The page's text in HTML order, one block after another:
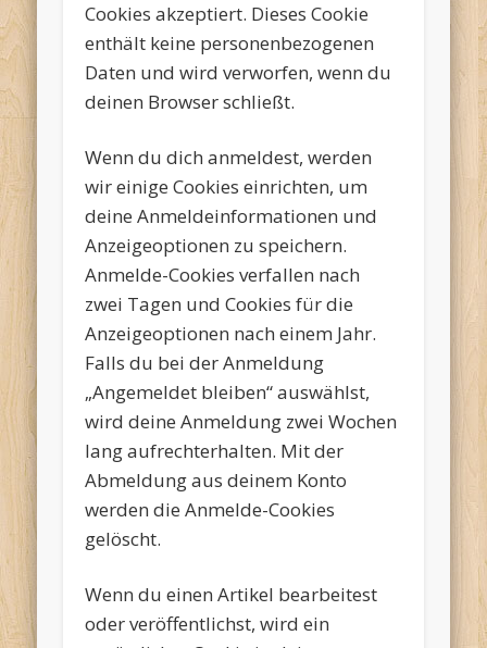
Cookies akzeptiert. Dieses Cookie
enthält keine personenbezogenen
Daten und wird verworfen, wenn du
deinen Browser schließt.
Wenn du dich anmeldest, werden
wir einige Cookies einrichten, um
deine Anmeldeinformationen und
Anzeigeoptionen zu speichern.
Anmelde-Cookies verfallen nach
zwei Tagen und Cookies für die
Anzeigeoptionen nach einem Jahr.
Falls du bei der Anmeldung
„Angemeldet bleiben“ auswählst,
wird deine Anmeldung zwei Wochen
lang aufrechterhalten. Mit der
Abmeldung aus deinem Konto
werden die Anmelde-Cookies
gelöscht.
Wenn du einen Artikel bearbeitest
oder veröffentlichst, wird ein